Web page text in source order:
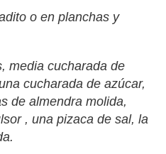
o en planchas y
media cucharada de
cucharada de azúcar,
de almendra molida,
, una pizaca de sal, la